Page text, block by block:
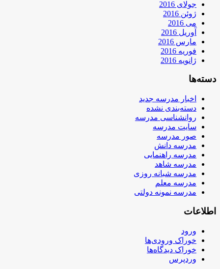
جولای 2016
ژوئن 2016
می 2016
آوریل 2016
مارس 2016
فوریه 2016
ژانویه 2016
دسته‌ها
اخبار مدرسه جدید
دسته‌بندی نشده
روانشناسی مدرسه
سایت مدرسه
صور مدرسه
مدرسه دانش
مدرسه راهنمایی
مدرسه شاهد
مدرسه شبانه روزی
مدرسه معلم
مدرسه نمونه دولتی
اطلاعات
ورود
خوراک ورودی‌ها
خوراک دیدگاه‌ها
وردپرس